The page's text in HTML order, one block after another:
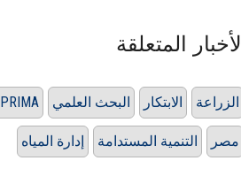
الأخبار المتعلقة
برنامج PRIMA البحث العلمي الابتكار الزراعة
إدارة المياه التنمية المستدامة مصر